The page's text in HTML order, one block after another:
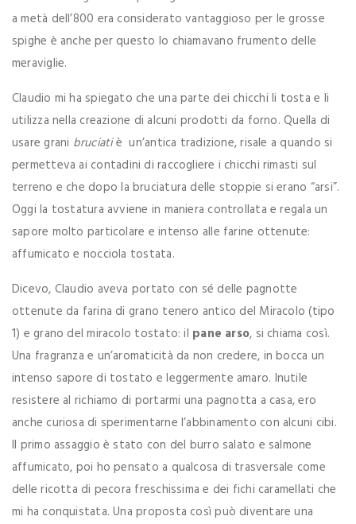
a metà dell’800 era considerato vantaggioso per le grosse
spighe è anche per questo lo chiamavano frumento delle
meraviglie.
Claudio mi ha spiegato che una parte dei chicchi li tosta e li
utilizza nella creazione di alcuni prodotti da forno. Quella di
usare grani bruciatiè un’antica tradizione, risale a quando si
permetteva ai contadini di raccogliere i chicchi rimasti sul
terreno e che dopo la bruciatura delle stoppie si erano “arsi”.
Oggi la tostatura avviene in maniera controllata e regala un
sapore molto particolare e intenso alle farine ottenute:
affumicato e nocciola tostata.
Dicevo, Claudio aveva portato con sé delle pagnotte
ottenute da farina di grano tenero antico del Miracolo (tipo
1) e grano del miracolo tostato: il pane arso, si chiama così.
Una fragranza e un’aromaticità da non credere, in bocca un
intenso sapore di tostato e leggermente amaro. Inutile
resistere al richiamo di portarmi una pagnotta a casa, ero
anche curiosa di sperimentarne l’abbinamento con alcuni cibi.
Il primo assaggio è stato con del burro salato e salmone
affumicato, poi ho pensato a qualcosa di trasversale come
delle ricotta di pecora freschissima e dei fichi caramellati che
mi ha conquistata. Una proposta così può diventare una